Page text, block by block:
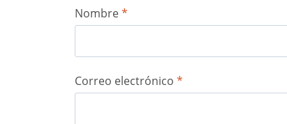
Nombre*
Correo electrónico *